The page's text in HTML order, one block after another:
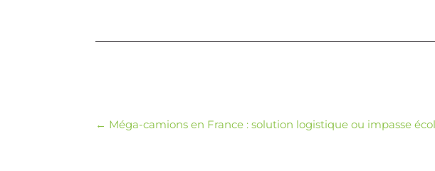
← Méga-camions en France : solution logistique ou impasse